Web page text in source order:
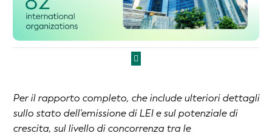
Per il rapporto completo, che include ulteriori dettagli
sullo stato dell'emissione di LEI e sul potenziale di
crescita, sul livello di concorrenza tra le